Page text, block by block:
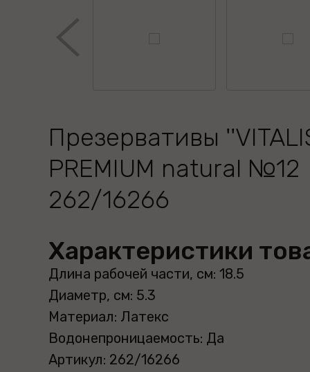
Презервативы
PREMIUM natural №12
262/16266
Характеристики
Длина рабочей части, см: 18.5
Диаметр, см: 5.3
Материал: Латекс
Водонепроницаемость: Да
Артикул: 262/16266